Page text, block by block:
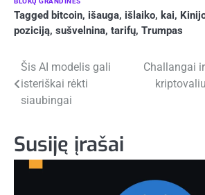
Tagged bitcoin, išauga, išlaiko, kai,
poziciją, sušvelnina, tarifų, Trumpas
Navigacija
tarp
Šis AI modelis gali
isteriškai rėkti
siaubingai
Challangai
Susiję įrašai